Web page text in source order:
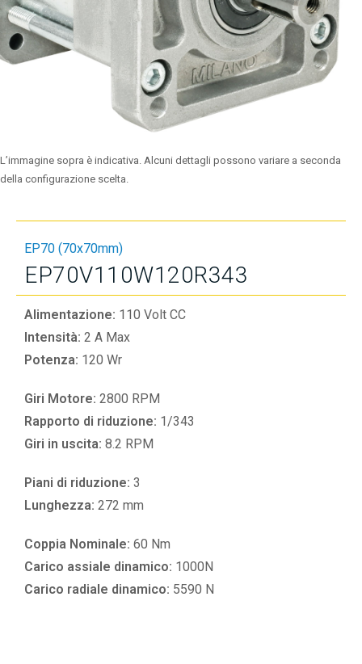
L’immagine sopra è indicativa. Alcuni dettagli possono variare a seconda
della configurazione scelta.
EP70 (70x70mm)
EP70V110W120R343
Alimentazione: 110 Volt CC
Intensità: 2 A Max
Potenza: 120 Wr
Giri Motore: 2800 RPM
Rapporto di riduzione: 1/343
Giri in uscita: 8.2 RPM
Piani di riduzione: 3
Lunghezza: 272 mm
Coppia Nominale: 60 Nm
Carico assiale dinamico: 1000N
Carico radiale dinamico: 5590 N